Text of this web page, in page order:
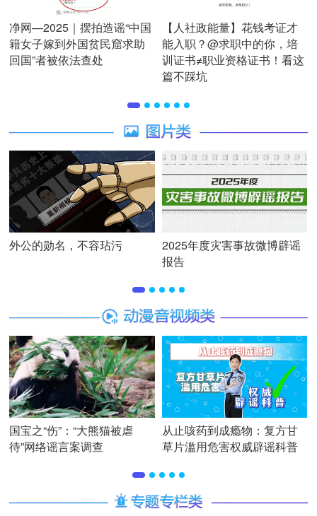
净网—2025｜摆拍造谣“中国
籍女子嫁到外国贫民窟求助
回国”者被依法查处
【人社政能量】花钱考证才
能入职？@求职中的你，培
训证书≠职业资格证书！看这
篇不踩坑
外公的勋名，不容玷污
2025年度灾害事故微博辟谣
报告
国宝之“伤”：“大熊猫被虐
待”网络谣言案调查
从止咳药到成瘾物：复方甘
草片滥用危害权威辟谣科普